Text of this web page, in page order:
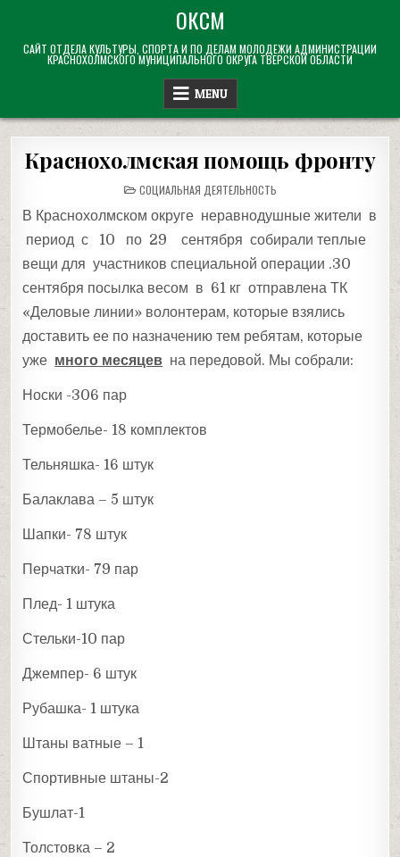
content
ОКСМ
САЙТ ОТДЕЛА КУЛЬТУРЫ, СПОРТА И ПО ДЕЛАМ МОЛОДЕЖИ АДМИНИСТРАЦИИ
КРАСНОХОЛМСКОГО МУНИЦИПАЛЬНОГО ОКРУГА ТВЕРСКОЙ ОБЛАСТИ
MENU
Краснохолмская помощь фронту
POSTED
IN
СОЦИАЛЬНАЯ ДЕЯТЕЛЬНОСТЬ
В Краснохолмском округе неравнодушные жители в
период с 10 по 29 сентября собирали теплые
вещи для участников специальной операции .30
сентября посылка весом в 61 кг отправлена ТК
«Деловые линии» волонтерам, которые взялись
доставить ее по назначению тем ребятам, которые
уже много месяцев на передовой. Мы собрали:
Носки -306 пар
Термобелье- 18 комплектов
Тельняшка- 16 штук
Балаклава – 5 штук
Шапки- 78 штук
Перчатки- 79 пар
Плед- 1 штука
Стельки-10 пар
Джемпер- 6 штук
Рубашка- 1 штука
Штаны ватные – 1
Спортивные штаны-2
Бушлат-1
Толстовка – 2